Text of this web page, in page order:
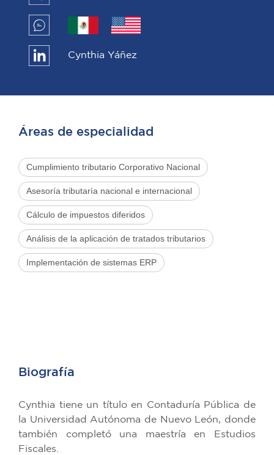
Cynthia Yáñez
Áreas de especialidad
Cumplimiento tributario Corporativo Nacional
Asesoría tributaría nacional e internacional
Cálculo de impuestos diferidos
Análisis de la aplicación de tratados tributarios
Implementación de sistemas ERP
Biografía
Cynthia tiene un título en Contaduría Pública de
la Universidad Autónoma de Nuevo León, donde
también completó una maestría en Estudios
Fiscales.